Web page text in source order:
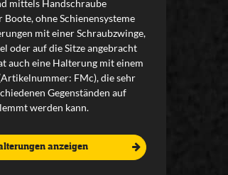
mittels Handschraube
ohne Schienensysteme
mit einer Schraubzwinge,
oder auf die Sitze angebracht
auch eine Halterung mit einem
FMc), die sehr
Gegenständen auf
werden kann.
anzeigen